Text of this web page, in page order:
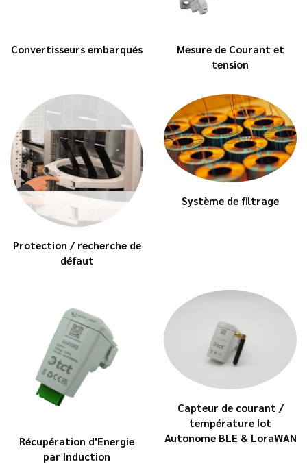
Convertisseurs embarqués
Mesure de Courant et
tension
Protection / recherche de
défaut
Système de filtrage
Récupération d'Energie
par Induction
Capteur de courant /
température Iot
Autonome BLE & LoraWAN